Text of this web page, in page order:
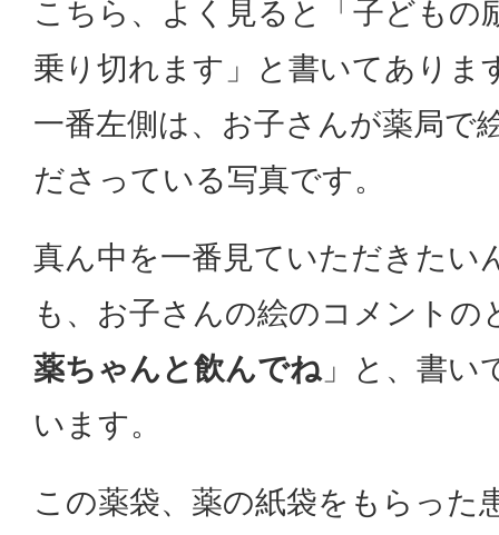
こちら、よく見ると「子どもの
乗り切れます」と書いてありま
一番左側は、お子さんが薬局で
ださっている写真です。
真ん中を一番見ていただきたい
も、お子さんの絵のコメントの
薬ちゃんと飲んでね 」と、書い
います。
この薬袋、薬の紙袋をもらった